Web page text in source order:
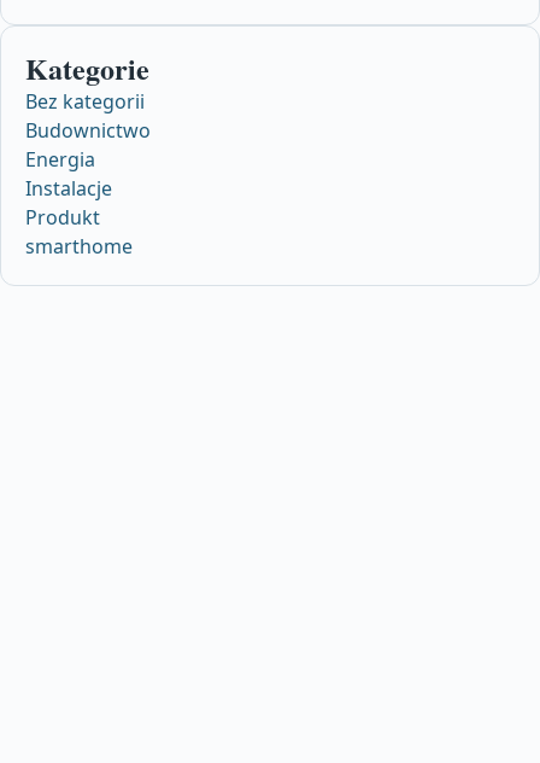
Kategorie
Bez kategorii
Budownictwo
Energia
Instalacje
Produkt
smarthome